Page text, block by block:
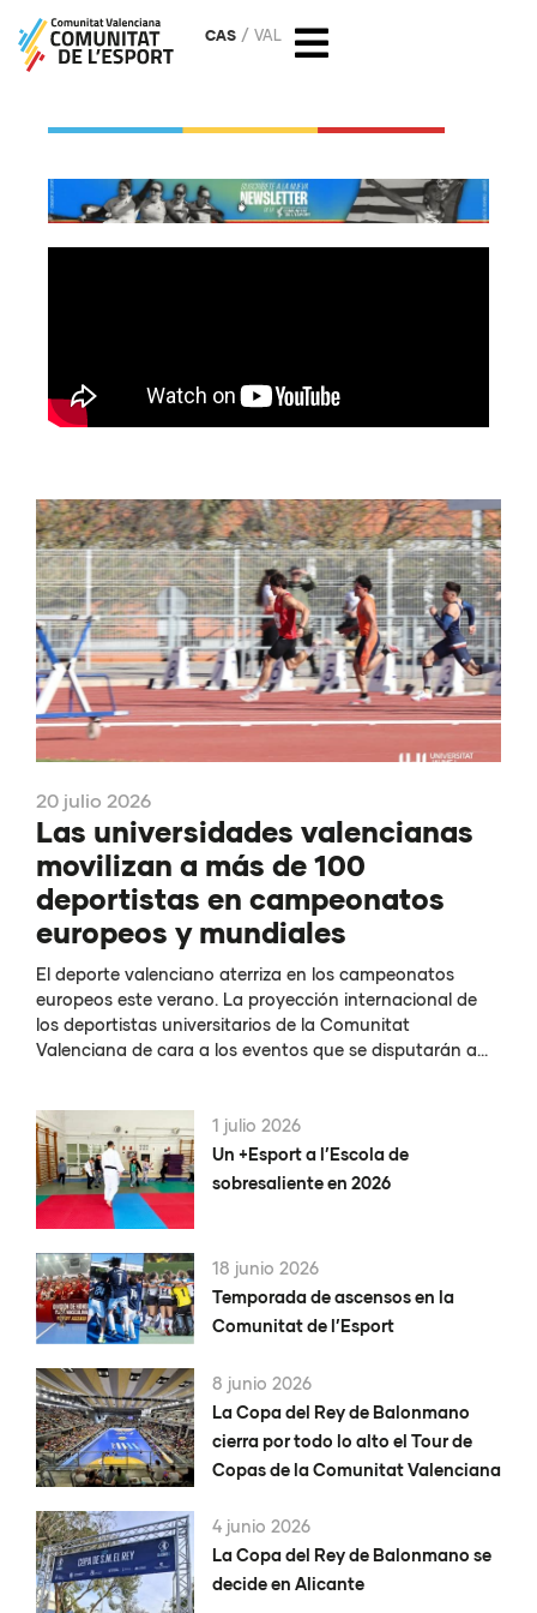
CAS VAL
20 julio 2026
Las universidades valencianas
movilizan a más de 100
deportistas en campeonatos
europeos y mundiales
El deporte valenciano aterriza en los campeonatos
europeos este verano. La proyección internacional de
los deportistas universitarios de la Comunitat
Valenciana de cara a los eventos que se disputarán a...
1 julio 2026
Un +Esport a l’Escola de
sobresaliente en 2026
18 junio 2026
Temporada de ascensos en la
Comunitat de l’Esport
8 junio 2026
La Copa del Rey de Balonmano
cierra por todo lo alto el Tour de
Copas de la Comunitat Valenciana
4 junio 2026
La Copa del Rey de Balonmano se
decide en Alicante